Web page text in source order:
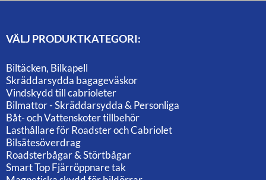
VÄLJ PRODUKTKATEGORI:
Biltäcken, Bilkapell
Skräddarsydda bagageväskor
Vindskydd till cabrioleter
Bilmattor - Skräddarsydda & Personliga
Båt- och Vattenskoter tillbehör
Lasthållare för Roadster och Cabriolet
Bilsätesöverdrag
Roadsterbågar & Störtbågar
Smart Top Fjärröppnare tak